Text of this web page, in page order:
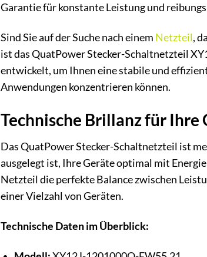
Garantie für konstante Leistung und
Sind Sie auf der Suche nach einem Netzteil,
ist das QuatPower Stecker-Schaltnetzteil
entwickelt, um Ihnen eine stabile und
Anwendungen konzentrieren können.
Technische Brillanz für Ihre
Das QuatPower Stecker-Schaltnetzteil ist
ausgelegt ist, Ihre Geräte optimal mit
Netzteil die perfekte Balance zwischen
einer Vielzahl von Geräten.
Technische Daten im Überblick: